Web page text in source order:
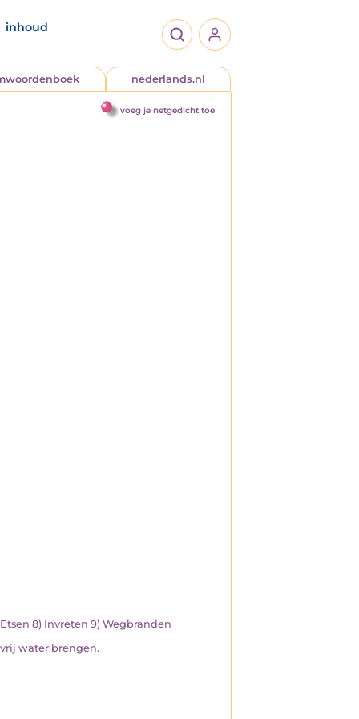
inhoud
nederlands.nl
voeg je netgedicht toe
8) Invreten 9) Wegbranden
water brengen.